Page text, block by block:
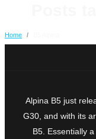
Home /
Alpina B5 just
G30, and with its
B5. Essentially